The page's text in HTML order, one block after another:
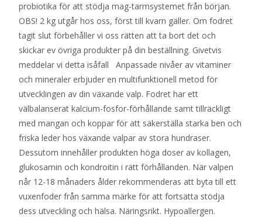
probiotika för att stödja mag-tarmsystemet från början.
OBS! 2 kg utgår hos oss, först till kvarn gäller. Om fodret
tagit slut förbehåller vi oss rätten att ta bort det och
skickar ev övriga produkter på din beställning. Givetvis
meddelar vi detta isåfall Anpassade nivåer av vitaminer
och mineraler erbjuder en multifunktionell metod för
utvecklingen av din växande valp. Fodret har ett
välbalanserat kalcium-fosfor-förhållande samt tillräckligt
med mangan och koppar för att säkerställa starka ben och
friska leder hos växande valpar av stora hundraser.
Dessutom innehåller produkten höga doser av kollagen,
glukosamin och kondroitin i rätt förhållanden. När valpen
når 12-18 månaders ålder rekommenderas att byta till ett
vuxenfoder från samma märke för att fortsätta stödja
dess utveckling och hälsa. Näringsrikt. Hypoallergen.